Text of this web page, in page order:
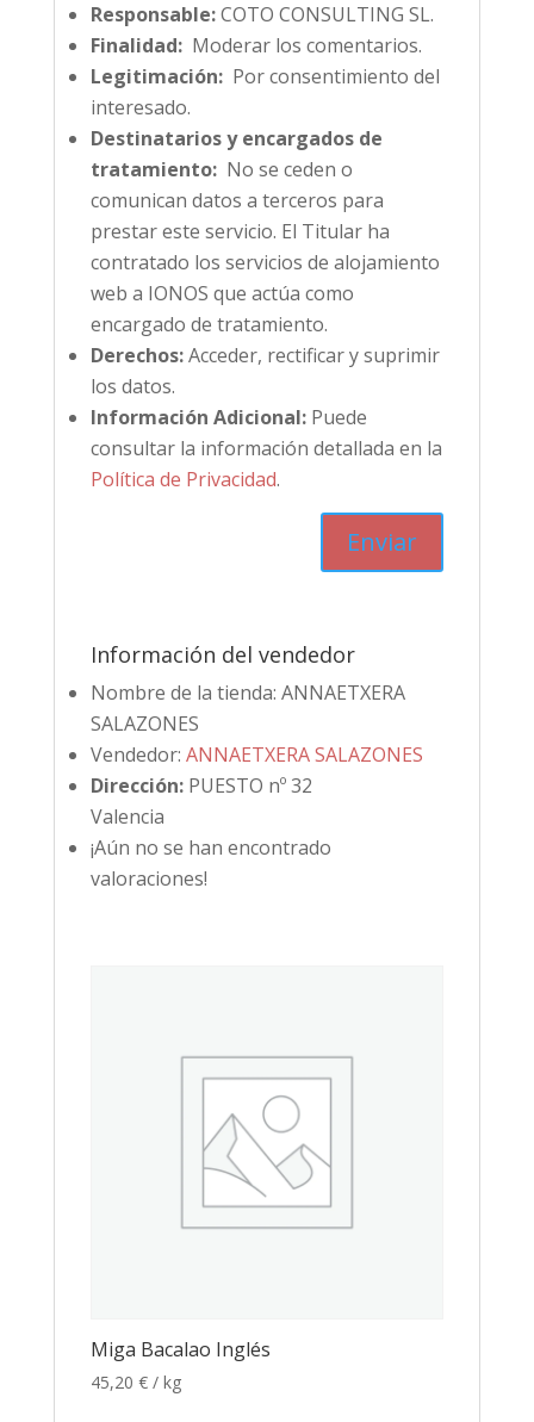
Responsable:COTO CONSULTING SL.
Finalidad:Moderar los comentarios.
Legitimación:Por consentimiento del
interesado.
Destinatarios y encargados de
tratamiento:No se ceden o
comunican datos a terceros para
prestar este servicio. El Titular ha
contratado los servicios de alojamiento
web a IONOS que actúa como
encargado de tratamiento.
Derechos:Acceder, rectificar y suprimir
los datos.
Información Adicional:Puede
consultar la información detallada en la
Política de Privacidad.
Información del vendedor
Nombre de la tienda: ANNAETXERA
SALAZONES
Vendedor: ANNAETXERA SALAZONES
Dirección: PUESTO nº 32
Valencia
¡Aún no se han encontrado
valoraciones!
Miga Bacalao Inglés
45,20 € / kg